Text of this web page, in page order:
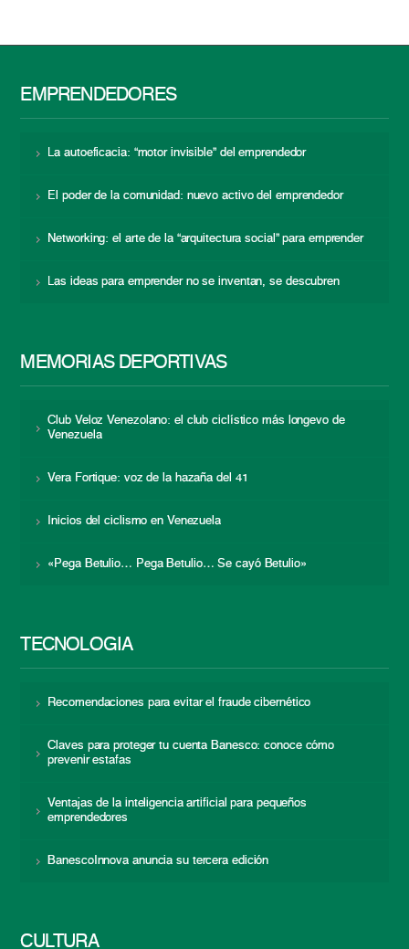
EMPRENDEDORES
La autoeficacia: “motor invisible” del emprendedor
El poder de la comunidad: nuevo activo del emprendedor
Networking: el arte de la “arquitectura social” para emprender
Las ideas para emprender no se inventan, se descubren
MEMORIAS DEPORTIVAS
Club Veloz Venezolano: el club ciclístico más longevo de
Venezuela
Vera Fortique: voz de la hazaña del 41
Inicios del ciclismo en Venezuela
«Pega Betulio… Pega Betulio… Se cayó Betulio»
TECNOLOGÍA
Recomendaciones para evitar el fraude cibernético
Claves para proteger tu cuenta Banesco: conoce cómo
prevenir estafas
Ventajas de la inteligencia artificial para pequeños
emprendedores
BanescoInnova anuncia su tercera edición
CULTURA